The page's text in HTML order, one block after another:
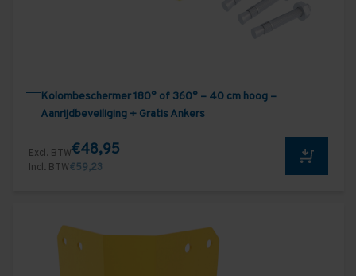
Kolombeschermer 180° of 360° – 40 cm hoog –
Aanrijdbeveiliging + Gratis Ankers
Excl. BTW€48,95
Incl. BTW€59,23